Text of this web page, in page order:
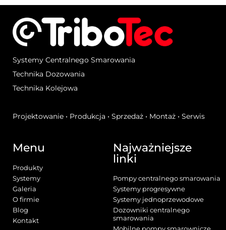
Systemy Centralnego Smarowania
Technika Dozowania
Technika Kolejowa
Projektowanie • Produkcja • Sprzedaż • Montaż • Serwis
Menu
Produkty
Systemy
Galeria
O firmie
Blog
Kontakt
Najważniejsze
linki
Pompy centralnego smarowania
Systemy progresywne
Systemy jednoprzewodowe
Dozowniki centralnego
smarowania